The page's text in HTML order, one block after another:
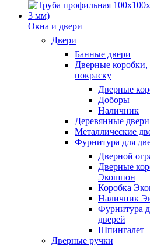
Окна и двери
Двери
Банные двери
Дверные
покраску
Дверные
Доборы
Наличник
Деревянные
Металлические
Фурнитура для
Дверной
Дверные
Экошпон
Коробка
Наличник
Фурнитура
дверей
Шпингалет
Дверные ручки